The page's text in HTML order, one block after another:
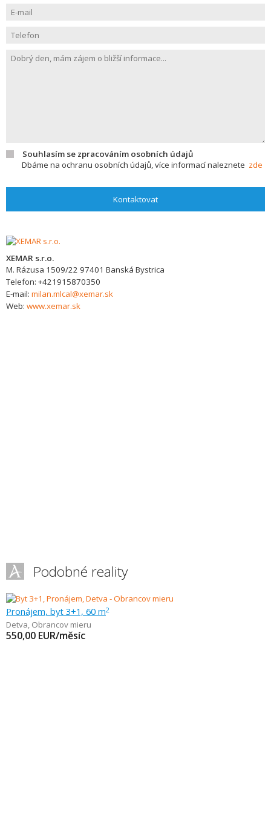
Souhlasím se zpracováním osobních údajů
Dbáme na ochranu osobních údajů, více informací naleznete zde
Kontaktovat
XEMAR s.r.o.
M. Rázusa 1509/22 97401 Banská Bystrica
Telefon: +421915870350
E-mail: milan.mlcal@xemar.sk
Web: www.xemar.sk
Podobné reality
Pronájem, byt 3+1, 60 m2
Detva, Obrancov mieru
550,00 EUR/měsíc